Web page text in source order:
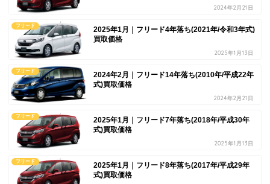
2024年2月21日
フリード
2025年1月｜フリード4年落ち(2021年/令和3年式)
買取価格
2025年1月13日
フリード
2024年2月｜フリード14年落ち(2010年/平成22年
式)買取価格
2024年2月21日
フリード
2025年1月｜フリード7年落ち(2018年/平成30年
式)買取価格
2025年1月13日
フリード
2025年1月｜フリード8年落ち(2017年/平成29年
式)買取価格